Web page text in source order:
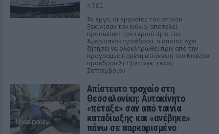
ΧΤΕΣ
Το έργο, οι εργασίες του οποίου
ξεκίνησαν τον Ιούνιο, αποτελεί
προσωπική προτεραιότητα του
Αμερικανού προέδρου, ο οποίος έχει
ζητήσει να ολοκληρωθεί πριν από την
προγραμματισμένη επίσκεψη του Κινέζου
προέδρου Σι Τζινπίνγκ, τέλος
Σεπτεμβρίου
Απίστευτο τροχαίο στη
Θεσσαλονίκη: Αυτοκίνητο
«πέταξε» σαν από ταινία
καταδίωξης και «ανέβηκε»
πάνω σε παρκαρισμένο